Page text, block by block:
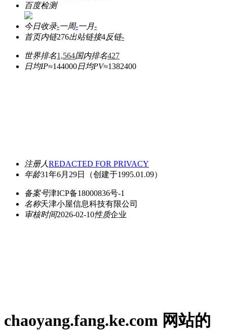
百度检测
今日收录-一周-一月-
首页内链276出站链接4反链-
世界排名1,564国内排名427
日均IP≈144000日均PV≈1382400
注册人REDACTED FOR PRIVACY
年龄31年6月29日 （创建于1995.01.09）
备案号津ICP备18000836号-1
名称天津小屋信息科技有限公司
审核时间2026-02-10性质企业
chaoyang.fang.ke.com 网站的